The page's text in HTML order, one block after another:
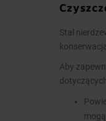
Stal
Aby